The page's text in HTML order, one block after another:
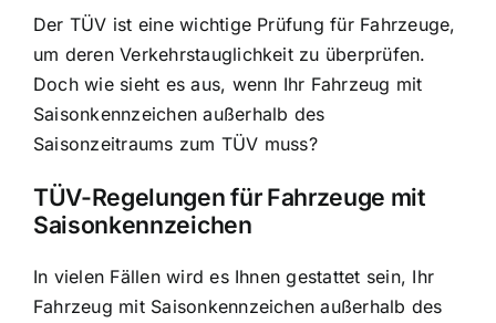
Der TÜV ist eine wichtige Prüfung für Fahrzeuge,
um deren Verkehrstauglichkeit zu überprüfen.
Doch wie sieht es aus, wenn Ihr Fahrzeug mit
Saisonkennzeichen außerhalb des
Saisonzeitraums zum TÜV muss?
TÜV-Regelungen für Fahrzeuge mit
Saisonkennzeichen
In vielen Fällen wird es Ihnen gestattet sein, Ihr
Fahrzeug mit Saisonkennzeichen außerhalb des